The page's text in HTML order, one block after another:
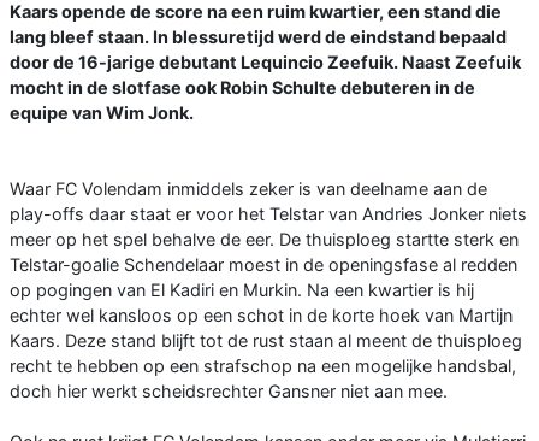
Kaars opende de score na een ruim kwartier, een stand die
lang bleef staan. In blessuretijd werd de eindstand bepaald
door de 16-jarige debutant Lequincio Zeefuik. Naast Zeefuik
mocht in de slotfase ook Robin Schulte debuteren in de
equipe van Wim Jonk.
Waar FC Volendam inmiddels zeker is van deelname aan de
play-offs daar staat er voor het Telstar van Andries Jonker niets
meer op het spel behalve de eer. De thuisploeg startte sterk en
Telstar-goalie Schendelaar moest in de openingsfase al redden
op pogingen van El Kadiri en Murkin. Na een kwartier is hij
echter wel kansloos op een schot in de korte hoek van Martijn
Kaars. Deze stand blijft tot de rust staan al meent de thuisploeg
recht te hebben op een strafschop na een mogelijke handsbal,
doch hier werkt scheidsrechter Gansner niet aan mee.